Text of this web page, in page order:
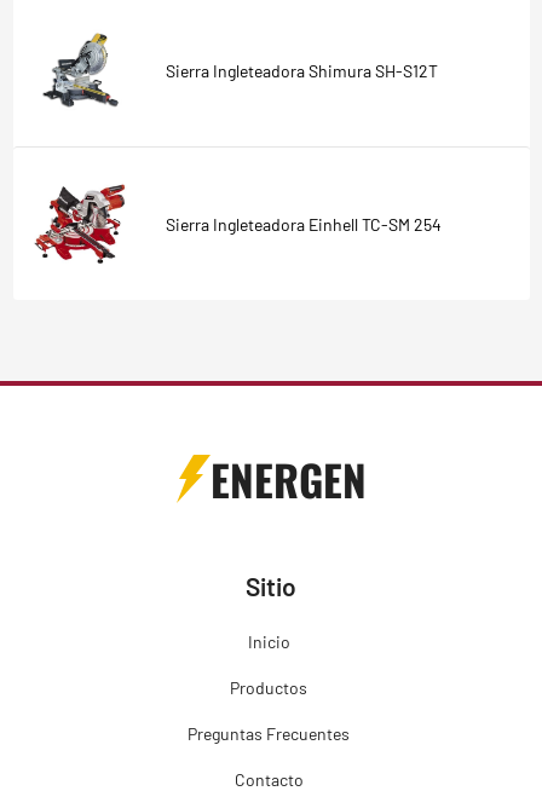
Sierra Ingleteadora Shimura SH-S12T
Sierra Ingleteadora Einhell TC-SM 254
ENERGEN
Sitio
Inicio
Productos
Preguntas Frecuentes
Contacto